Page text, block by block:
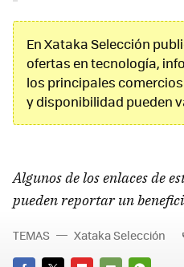
En Xataka Selección
ofertas en tecnología,
los principales
y disponibilidad pueden
Algunos de los enlaces de
pueden reportar un
TEMAS Xataka Selección